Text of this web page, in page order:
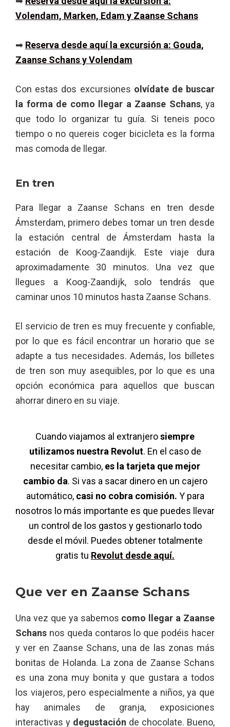
Volendam, Marken, Edam y Zaanse Schans
➡ Reserva desde aquí la excursión a: Gouda,
Zaanse Schans y Volendam
Con estas dos excursiones olvídate de buscar
la forma de como llegar a Zaanse Schans, ya
que todo lo organizar tu guía. Si teneis poco
tiempo o no quereis coger bicicleta es la forma
mas comoda de llegar.
En tren
Para llegar a Zaanse Schans en tren desde
Ámsterdam, primero debes tomar un tren desde
la estación central de Ámsterdam hasta la
estación de Koog-Zaandijk. Este viaje dura
aproximadamente 30 minutos. Una vez que
llegues a Koog-Zaandijk, solo tendrás que
caminar unos 10 minutos hasta Zaanse Schans.
El servicio de tren es muy frecuente y confiable,
por lo que es fácil encontrar un horario que se
adapte a tus necesidades. Además, los billetes
de tren son muy asequibles, por lo que es una
opción económica para aquellos que buscan
ahorrar dinero en su viaje.
Cuando viajamos al extranjerosiempre
utilizamos nuestra Revolut. En el caso de
necesitar cambio, es la tarjeta que mejor
cambio da. Si vas a sacar dinero en un cajero
automático, casi no cobra comisión. Y para
nosotros lo más importante es que puedes llevar
un control de los gastos y gestionarlo todo
desde el móvil. Puedes obtener totalmente
gratis tu Revolut desde aquí.
Que ver en Zaanse Schans
Una vez que ya sabemos como llegar a Zaanse
Schans nos queda contaros lo que podéis hacer
y ver en Zaanse Schans, una de las zonas más
bonitas de Holanda. La zona de Zaanse Schans
es una zona muy bonita y que gustara a todos
los viajeros, pero especialmente a niños, ya que
hay animales de granja, exposiciones
interactivas y degustación de chocolate. Bueno,